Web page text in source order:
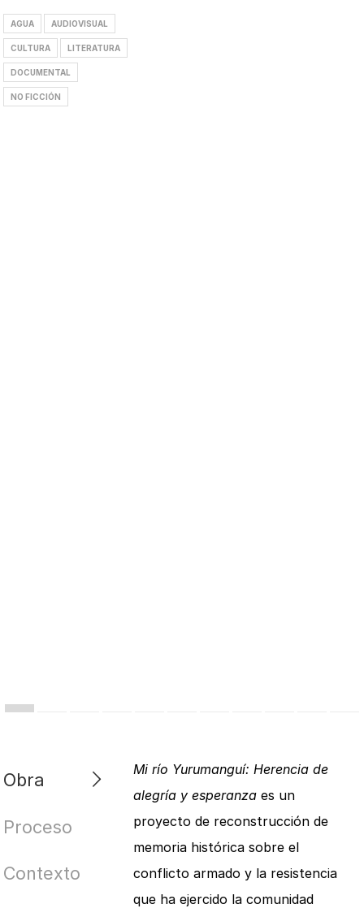
AGUA AUDIOVISUAL
CULTURA LITERATURA
DOCUMENTAL
NO FICCIÓN
Obra
Proceso
Contexto
Mi río Yurumanguí: Herencia de
alegría y esperanza es un
proyecto de reconstrucción de
memoria histórica sobre el
conflicto armado y la resistencia
que ha ejercido la comunidad